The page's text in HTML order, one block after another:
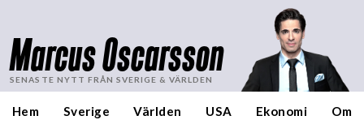
Marcus Oscarsson
SENASTE NYTT FRÅN SVERIGE & VÄRLDEN
Hem Sverige Världen USA Ekonomi Om